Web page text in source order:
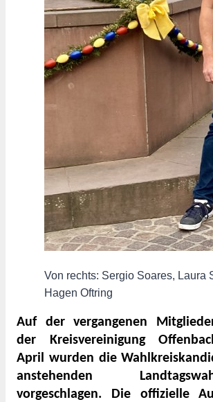
Von rechts: Sergio Soares, Laura
Hagen Oftring
Auf der vergangenen
der Kreisvereinigung
April wurden die
anstehenden
vorgeschlagen. Die offizielle